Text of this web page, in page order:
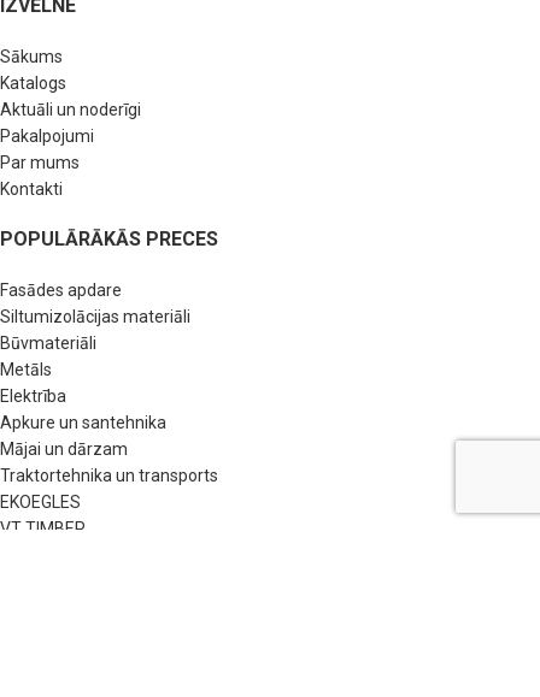
IZVĒLNE
Sākums
Katalogs
Aktuāli un noderīgi
Pakalpojumi
Par mums
Kontakti
POPULĀRĀKĀS PRECES
Fasādes apdare
Siltumizolācijas materiāli
Būvmateriāli
Metāls
Elektrība
Apkure un santehnika
Mājai un dārzam
Traktortehnika un transports
EKOEGLES
VT TIMBER